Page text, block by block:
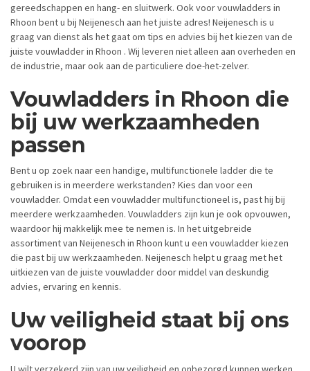
gereedschappen en hang- en sluitwerk. Ook voor vouwladders in
Rhoon bent u bij Neijenesch aan het juiste adres! Neijenesch is u
graag van dienst als het gaat om tips en advies bij het kiezen van de
juiste vouwladder in Rhoon . Wij leveren niet alleen aan overheden en
de industrie, maar ook aan de particuliere doe-het-zelver.
Vouwladders in Rhoon die
bij uw werkzaamheden
passen
Bent u op zoek naar een handige, multifunctionele ladder die te
gebruiken is in meerdere werkstanden? Kies dan voor een
vouwladder. Omdat een vouwladder multifunctioneel is, past hij bij
meerdere werkzaamheden. Vouwladders zijn kun je ook opvouwen,
waardoor hij makkelijk mee te nemen is. In het uitgebreide
assortiment van Neijenesch in Rhoon kunt u een vouwladder kiezen
die past bij uw werkzaamheden. Neijenesch helpt u graag met het
uitkiezen van de juiste vouwladder door middel van deskundig
advies, ervaring en kennis.
Uw veiligheid staat bij ons
voorop